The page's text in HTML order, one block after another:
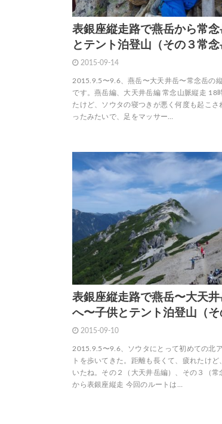
表銀座縦走路で燕岳から常
とテント泊登山（その３常念
2015-09-14
2015.9.5〜9.6、燕岳〜大天井岳〜常念岳の
です。燕岳編、大天井岳編 常念山脈縦走 18
たけど、ソウタの寝つきが悪く何度も起こさ
ったみたいで、足をマッサー…
表銀座縦走路で燕岳〜大天
へ〜子供とテント泊登山（そ
2015-09-10
2015.9.5〜9.6、ソウタにとって初めての北
トを歩いてきた。距離も長くて、疲れたけ
いたね。その２（大天井岳編）、その３（常
から表銀座縦走 今回のルートは…